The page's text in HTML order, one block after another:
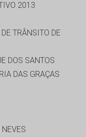
2013
TRÂNSITO DE
DOS SANTOS
DAS GRAÇAS